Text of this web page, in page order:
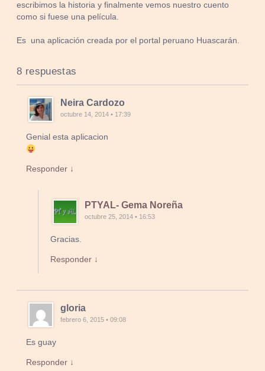
escribimos la historia y finalmente vemos nuestro cuento
como si fuese una película.
Es una aplicación creada por el portal peruano Huascarán.
8 respuestas
Neira Cardozo
octubre 14, 2014 • 17:39
Genial esta aplicacion
Responder ↓
PTYAL- Gema Noreña
octubre 25, 2014 • 16:53
Gracias.
Responder ↓
gloria
febrero 6, 2015 • 09:08
Es guay
Responder ↓